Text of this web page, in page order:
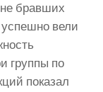
бравших
успешно вели
группы по
показал